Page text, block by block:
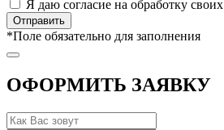
Я даю согласие на обработку своих
*Поле обязательно для заполнения
ОФОРМИТЬ ЗАЯВКУ